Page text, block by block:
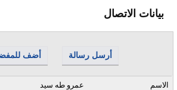
بيانات الاتصال
أضف أرسل رسالة
عمرو طه سيد الاسم